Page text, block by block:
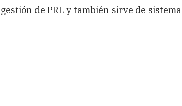
de PRL y también sirve de sistema